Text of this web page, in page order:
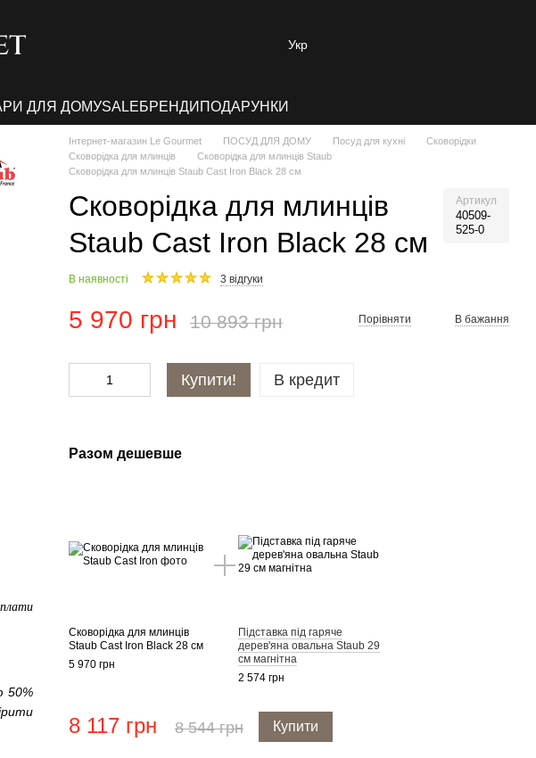
Укр
ДЛЯ ДОМУSALEБРЕНДИ ПОДАРУНКИ
50%
Інтернет-магазин Le Gourmet ПОСУД ДЛЯ ДОМУ Посуд для кухні
Сковорідки
Сковорідка для млинців
Сковорідка для млинців Staub
Сковорідка для млинців Staub Cast Iron Black 28 см
Сковорідка для млинців
Staub Cast Iron Black 28 см
Артикул
40509-
525-0
В наявності 3 відгуки
5 970 грн 10 893 грн Порівняти В бажання
Купити! В кредит
Разом дешевше
Сковорідка для млинців
Staub Cast Iron Black 28 см
5 970 грн
Підставка під гаряче
дерев'яна овальна Staub 29
см магнітна
2 574 грн
8 117 грн 8 544 грн Купити